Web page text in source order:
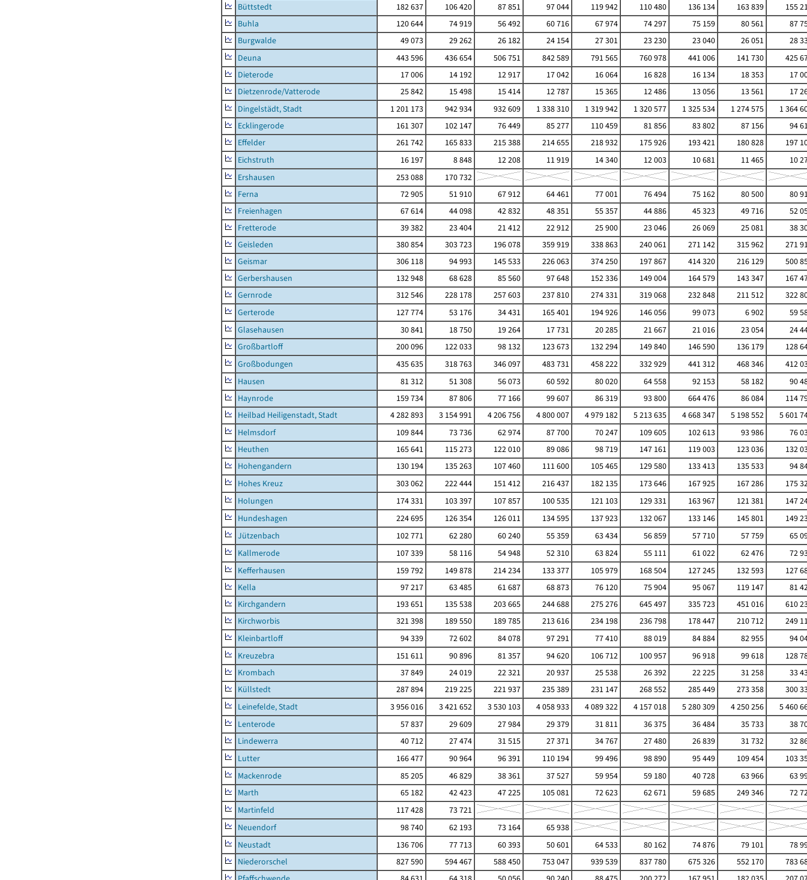
Büttstedt
182 637 106 420 87 851 97 044 119 942 110 480 136 134 163 839
155
Buhla
120 644 74 919 56 492 60 716 67 974 74 297 75 159 80 561
87
Burgwalde
49 073 29 262 26 182 24 154 27 301 23 230 23 040 26 051
28
Deuna
443 596 436 654 506 751 842 589 791 565 760 978 441 006 141 730
425
Dieterode
17 006 14 192 12 917 17 042 16 064 16 828 16 134 18 353
17
Dietzenrode/Vatterode
25 842 15 498 15 414 12 787 15 365 12 486 13 056 13 561
17
Dingelstädt, Stadt
1 201 173 942 934 932 609 1 338 310 1 319 942 1 320 577 1 325 534 1 274 575
1 364
Ecklingerode
161 307 102 147 76 449 85 277 110 459 81 856 83 802 87 156
94
Effelder
261 742 165 833 215 388 214 655 218 932 175 926 193 421 180 828
197
Eichstruth
16 197 8 848 12 208 11 919 14 340 12 003 10 681 11 465
10
Ershausen
253 088
170 732
Ferna
72 905 51 910 67 912 64 461 77 001 76 494 75 162 80 500
80
Freienhagen
67 614 44 098 42 832 48 351 55 357 44 886 45 323 49 716
52
Fretterode
39 382 23 404 21 412 22 912 25 900 23 046 26 069 25 081
38
Geisleden
380 854 303 723 196 078 359 919 338 863 240 061 271 142 315 962
271
Geismar
306 118 94 993 145 533 226 063 374 250 197 867 414 320 216 129
500
Gerbershausen
132 948 68 628 85 560 97 648 152 336 149 004 164 579 143 347
167
Gernrode
312 546 228 178 257 603 237 810 274 331 319 068 232 848 211 512
322
Gerterode
127 774 53 176 34 431 165 401 194 926 146 056 99 073 6 902
59
Glasehausen
30 841 18 750 19 264 17 731 20 285 21 667 21 016 23 054
24
Großbartloff
200 096 122 033 98 132 123 673 132 294 149 840 146 590 136 179
128
Großbodungen
435 635 318 763 346 097 483 731 458 222 332 929 441 312 468 346
412
Hausen
81 312 51 308 56 073 60 592 80 020 64 558 92 153 58 182
90
Haynrode
159 734 87 806 77 166 99 607 86 319 93 800 664 476 86 084
114
Heilbad Heiligenstadt, Stadt
4 282 893 3 154 991 4 206 756 4 800 007 4 979 182 5 213 635 4 668 347 5 198 552
5 601
Helmsdorf
109 844 73 736 62 974 87 700 70 247 109 605 102 613 93 986
76
Heuthen
165 641 115 273 122 010 89 086 98 719 147 161 119 003 123 036
132
Hohengandern
130 194 135 263 107 460 111 600 105 465 129 580 133 413 135 533
94
Hohes Kreuz
303 062 222 444 151 412 216 437 182 135 173 646 167 925 167 286
175
Holungen
174 331 103 397 107 857 100 535 121 103 129 331 163 967 121 381
147
Hundeshagen
224 695 126 354 126 011 134 595 137 923 132 067 133 146 145 801
149
Jützenbach
102 771 62 280 60 240 55 359 63 434 56 859 57 710 57 759
65
Kallmerode
107 339 58 116 54 948 52 310 63 824 55 111 61 022 62 476
72
Kefferhausen
159 792 149 878 214 234 133 377 105 979 168 504 127 245 132 593
127
Kella
97 217 63 485 61 687 68 873 76 120 75 904 95 067 119 147
81
Kirchgandern
193 651 135 538 203 665 244 688 275 276 645 497 335 723 451 016
610
Kirchworbis
321 398 189 550 189 785 213 616 234 198 236 798 178 447 210 712
249
Kleinbartloff
94 339 72 602 84 078 97 291 77 410 88 019 84 884 82 955
94
Kreuzebra
151 611 90 896 81 357 94 620 106 712 100 957 96 918 99 618
128
Krombach
37 849 24 019 22 321 20 937 25 538 26 392 22 225 31 258
33
Küllstedt
287 894 219 225 221 937 235 389 231 147 268 552 285 449 273 358
300
Leinefelde, Stadt
3 956 016 3 421 652 3 530 103 4 058 933 4 089 322 4 157 018 5 280 309 4 250 256
5 460
Lenterode
57 837 29 609 27 984 29 379 31 811 36 375 36 484 35 733
38
Lindewerra
40 712 27 474 31 515 27 371 34 767 27 480 26 839 31 732
32
Lutter
166 477 90 964 96 391 110 194 99 496 98 890 95 449 109 454
103
Mackenrode
85 205 46 829 38 361 37 527 59 954 59 180 40 728 63 966
63
Marth
65 182 42 423 47 225 105 081 72 623 62 671 59 685 249 346
72
Martinfeld
117 428
73 721
Neuendorf
98 740 62 193 73 164
65 938
Neustadt
136 706 77 713 60 393 50 601 64 533 80 162 74 876 79 101
78
Niederorschel
827 590 594 467 588 450 753 047 939 539 837 780 675 326 552 170
783